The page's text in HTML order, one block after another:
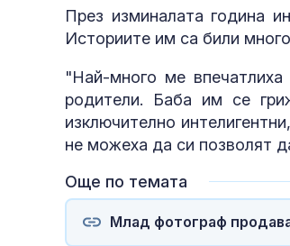
През изминалата година
Историите им са били
"Най-много ме
родители. Баба им се
изключително
не можеха да си позволят
Още по темата
Млад фотограф